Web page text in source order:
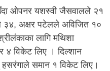
ओपनर यशस्वी जैसवालले २१
अक्षर पटेलले अविजित १०
लागि मथिशा
४ विकेट लिए । दिल्शान
हसरंगाले समान १ विकेट लिए।